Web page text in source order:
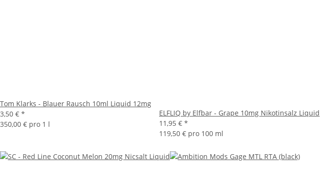
Tom Klarks - Blauer Rausch 10ml Liquid 12mg
3,50 € *
350,00 € pro 1 l
ELFLIQ by Elfbar - Grape 10mg Nikotinsalz Liquid
11,95 € *
119,50 € pro 100 ml